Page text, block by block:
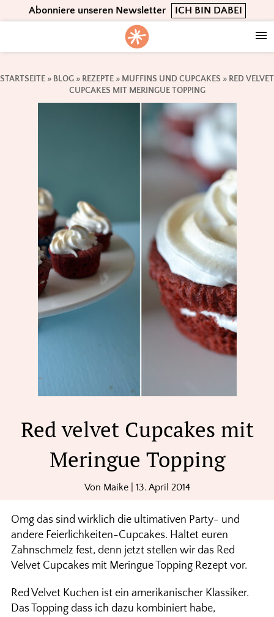
to
navigation
to
content
to
Abonniere unseren Newsletter ICH BIN DABEI
STARTSEITE » BLOG » REZEPTE » MUFFINS UND CUPCAKES » RED VELVET
CUPCAKES MIT MERINGUE TOPPING
Red velvet Cupcakes mit
Meringue Topping
Von Maike| 13. April 2014
Omg das sind wirklich die ultimativen Party- und
andere Feierlichkeiten-Cupcakes. Haltet euren
Zahnschmelz fest, denn jetzt stellen wir das Red
Velvet Cupcakes mit Meringue Topping Rezept vor.
Red Velvet Kuchen ist ein amerikanischer Klassiker.
Das Topping dass ich dazu kombiniert habe,